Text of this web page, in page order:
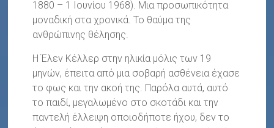
1880 – 1 Ιουνίου 1968). Μια προσωπικότητα
μοναδική στα χρονικά. Το θαύμα της
ανθρώπινης θέλησης.
Η Έλεν Κέλλερ στην ηλικία μόλις των 19
μηνών, έπειτα από μια σοβαρή ασθένεια έχασε
το φως και την ακοή της. Παρόλα αυτά, αυτό
το παιδί, μεγαλωμένο στο σκοτάδι και την
παντελή έλλειψη οποιοδήποτε ήχου, δεν το